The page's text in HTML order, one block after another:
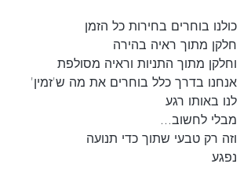
כולנו בוחרים בחירות כל הזמן
חלקן מתוך ראיה בהירה
וחלקן מתוך התניות וראיה מסולפת
אנחנו בדרך כלל בוחרים את מה ש'זמין'
לנו באותו רגע
מבלי לחשוב...
וזה רק טבעי שתוך כדי תנועה
נפגע